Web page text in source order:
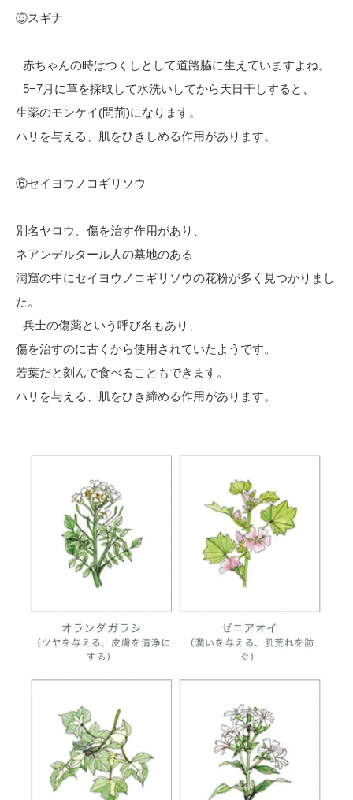
⑤スギナ
赤ちゃんの時はつくしとして道路脇に生えていますよね。
5−7月に草を採取して水洗いしてから天日干しすると、
生薬のモンケイ(問荊)になります。
ハリを与える、肌をひきしめる作用があります。
⑥セイヨウノコギリソウ
別名ヤロウ、傷を治す作用があり、
ネアンデルタール人の墓地のある
洞窟の中にセイヨウノコギリソウの花粉が多く見つかりまし
た。
兵士の傷薬という呼び名もあり、
傷を治すのに古くから使用されていたようです。
若葉だと刻んで食べることもできます。
ハリを与える、肌をひき締める作用があります。